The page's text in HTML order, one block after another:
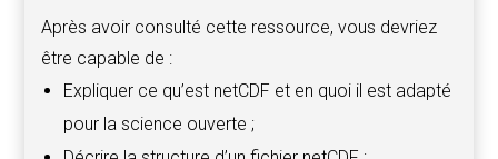
Après avoir consulté cette ressource, vous devriez
être capable de :
Expliquer ce qu’est netCDF et en quoi il est adapté
pour la science ouverte ;